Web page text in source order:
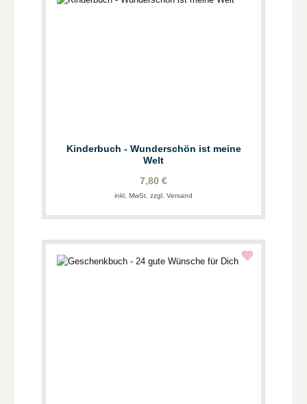
Kinderbuch - Wunderschön ist meine
Welt
7,80 €
inkl. MwSt. zzgl. Versand